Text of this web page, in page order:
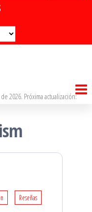
2026. Próxima actualización:
Reseñas